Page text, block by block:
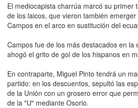
El mediocapista charrúa marcó su primer
de los laicos, que vieron también
Campos en el arco en sustitución del
Campos fue de los más destacados en la
ahogó el grito de gol de los hispanos en
En contraparte, Miguel Pinto tendrá un
partido: en los descuentos, sepultó las
de la Unión con un grosero error que
de la "U" mediante Osorio.